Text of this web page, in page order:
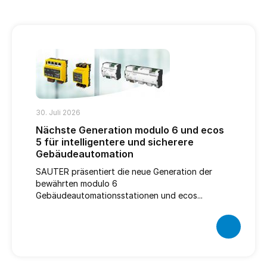
30. Juli 2026
Nächste Generation modulo 6 und ecos
5 für intelligentere und sicherere
Gebäudeautomation
SAUTER präsentiert die neue Generation der
bewährten modulo 6
Gebäudeautomationsstationen und ecos...